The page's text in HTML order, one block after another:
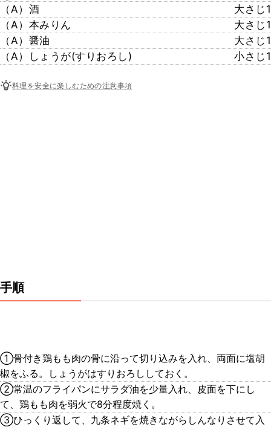
（A）酒
大さじ1
（A）本みりん
大さじ1
（A）醤油
大さじ1
（A）しょうが(すりおろし)
小さじ1
料理を安全に楽しむための注意事項
手順
①骨付き鶏もも肉の骨に沿って切り込みを入れ、両面に塩胡
椒をふる。しょうがはすりおろししておく。
②常温のフライパンにサラダ油を少量入れ、皮面を下にし
て、鶏もも肉を弱火で8分程度焼く。
③ひっくり返して、九条ネギを焼きながらしんなりさせて入